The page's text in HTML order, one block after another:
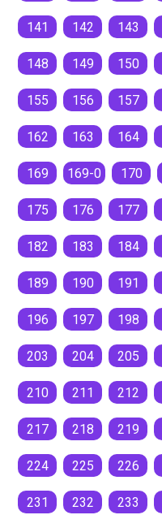
141 142 143
148 149 150
155 156 157
162 163 164
169 169-0 170
175 176 177
182 183 184
189 190 191
196 197 198
203 204 205
210 211 212
217 218 219
224 225 226
231 232 233